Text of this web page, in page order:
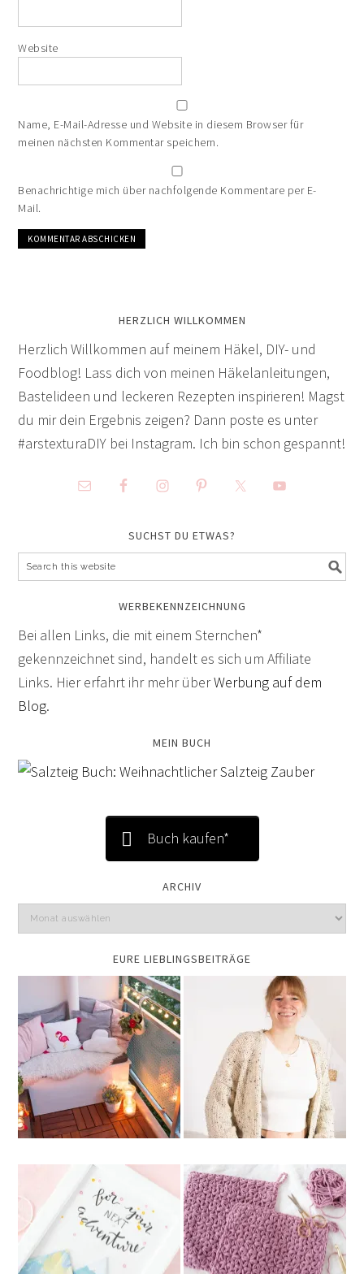
Website
Name, E-Mail-Adresse und Website in diesem Browser für
meinen nächsten Kommentar speichern.
Benachrichtige mich über nachfolgende Kommentare per E-
Mail.
HERZLICH WILLKOMMEN
Herzlich Willkommen auf meinem Häkel, DIY- und
Foodblog! Lass dich von meinen Häkelanleitungen,
Bastelideen und leckeren Rezepten inspirieren! Magst
du mir dein Ergebnis zeigen? Dann poste es unter
#arstexturaDIY bei Instagram. Ich bin schon gespannt!
SUCHST DU ETWAS?
WERBEKENNZEICHNUNG
Bei allen Links, die mit einem Sternchen*
gekennzeichnet sind, handelt es sich um Affiliate
Links. Hier erfahrt ihr mehr überWerbung auf dem
Blog.
MEIN BUCH
Buch kaufen*
ARCHIV
EURE LIEBLINGSBEITRÄGE